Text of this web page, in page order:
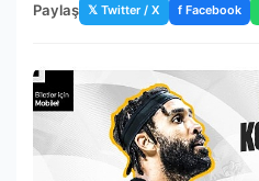
Paylaş 𝕏 Twitter / X f Facebook